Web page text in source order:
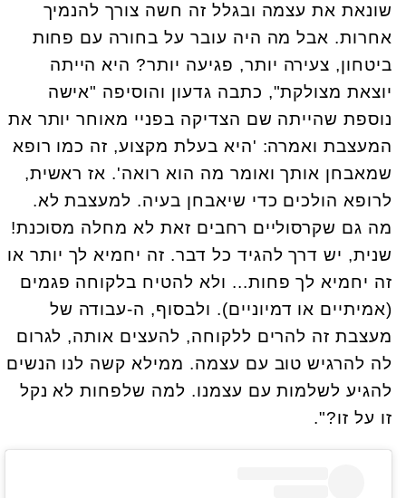
שונאת את עצמה ובגלל זה חשה צורך להנמיך
אחרות. אבל מה היה עובר על בחורה עם פחות
ביטחון, צעירה יותר, פגיעה יותר? היא הייתה
יוצאת מצולקת", כתבה גדעון והוסיפה "אישה
נוספת שהייתה שם הצדיקה בפניי מאוחר יותר את
המעצבת ואמרה: 'היא בעלת מקצוע, זה כמו רופא
שמאבחן אותך ואומר מה הוא רואה'. אז ראשית,
לרופא הולכים כדי שיאבחן בעיה. למעצבת לא.
מה גם שקרסוליים רחבים זאת לא מחלה מסוכנת!
שנית, יש דרך להגיד כל דבר. זה יחמיא לך יותר או
זה יחמיא לך פחות... ולא להטיח בלקוחה פגמים
(אמיתיים או דמיוניים). ולבסוף, ה-עבודה של
מעצבת זה להרים ללקוחה, להעצים אותה, לגרום
לה להרגיש טוב עם עצמה. ממילא קשה לנו הנשים
להגיע לשלמות עם עצמנו. למה שלפחות לא נקל
זו על זו?".